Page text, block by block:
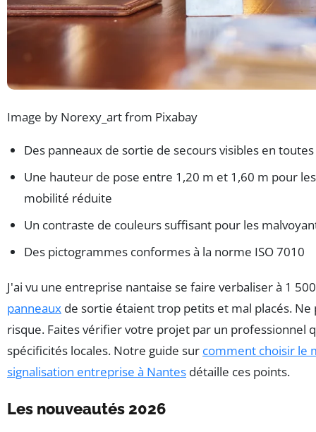
Image by Norexy_art from Pixabay
Des panneaux de sortie de secours visibles en
Une hauteur de pose entre 1,20 m et 1,60 m pour
mobilité réduite
Un contraste de couleurs suffisant pour les
Des pictogrammes conformes à la norme ISO 7010
J'ai vu une entreprise nantaise se faire verbaliser à 1
panneaux de sortie étaient trop petits et mal placés. Ne
risque. Faites vérifier votre projet par un professionnel
spécificités locales. Notre guide sur comment choisir le
signalisation entreprise à Nantes détaille ces points.
Les nouveautés 2026